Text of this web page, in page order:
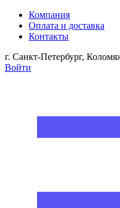
Компания
Оплата и доставка
Контакты
г. Санкт-Петербург,
Войти